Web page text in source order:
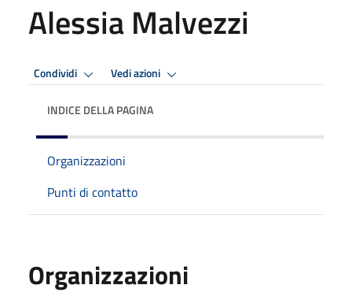
Alessia Malvezzi
Condividi Vedi azioni
INDICE DELLA PAGINA
Organizzazioni
Punti di contatto
Organizzazioni